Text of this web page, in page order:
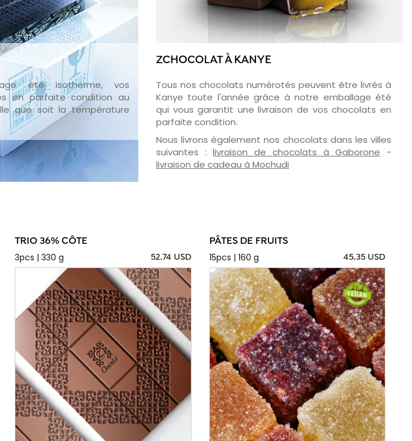
été isotherme, vos
en parfaite condition au
que soit la température
ZCHOCOLAT À KANYE
Tous nos chocolats numérotés peuvent être livrés à
Kanye toute l'année grâce à notre emballage été
qui vous garantit une livraison de vos chocolats en
parfaite condition.
Nous livrons également nos chocolats dans les villes
suivantes :livraison de chocolats à Gaborone -
livraison de cadeau à Mochudi
TRIO 36% CÔTE
3pcs | 330 g
52.74 USD
PÂTES DE FRUITS
15pcs | 160 g
45.35 USD